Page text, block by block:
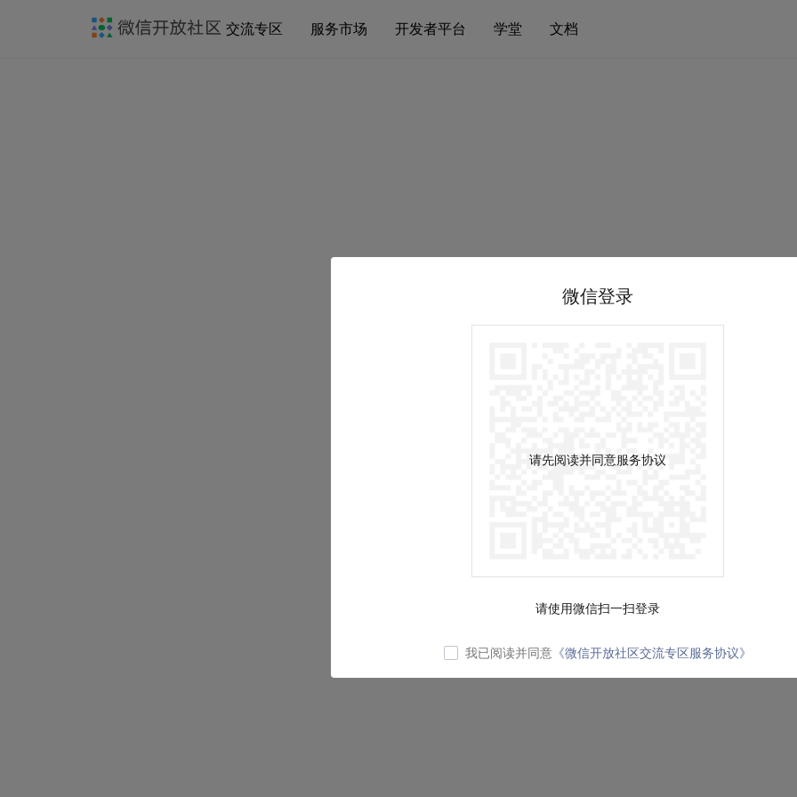
交流专区 服务市场 开发者平台 学堂 文档
微信登录
请先阅读并同意服务协议
请使用微信扫一扫登录
我已阅读并同意 《微信开放社区交流专区服务协议》